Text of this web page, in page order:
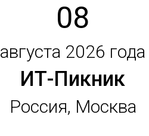
08
августа 2026 года
ИТ-Пикник
Россия, Москва